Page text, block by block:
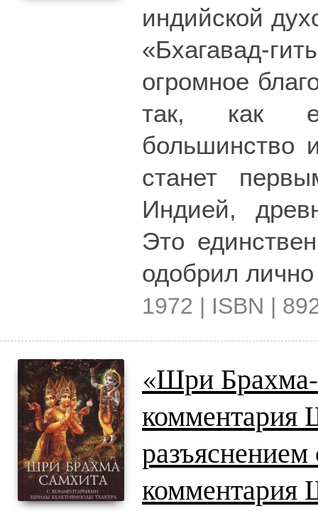
индийской
«Бхагавад-
огромное
так, как
большинство
станет
Индией,
Это
одобрил
1972 | ISBN |
«Шри
комментария